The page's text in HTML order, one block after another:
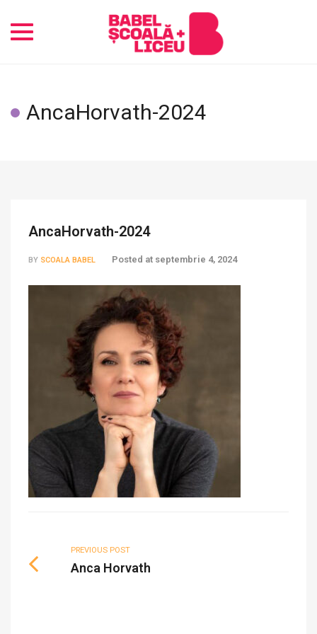
Toggle
AncaHorvath-2024
AncaHorvath-2024
BY SCOALA BABEL Posted at septembrie 4, 2024
PREVIOUS POST
Anca Horvath